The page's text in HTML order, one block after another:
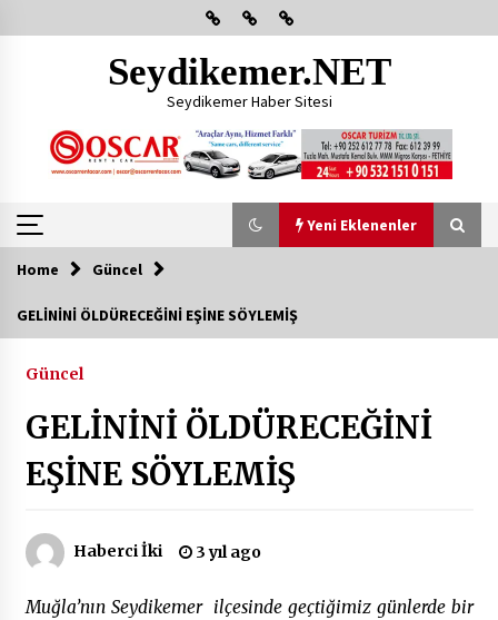
to
Seydikemer.NET
Seydikemer Haber Sitesi
Yeni Eklenenler
Yeni Eklenenler
2 ay ago
Çevre Bilinci Sahneye Taşınıyor: Çocuklardan
2 ay ago
Home Güncel
GELİNİNİ ÖLDÜRECEĞİNİ EŞİNE SÖYLEMİŞ
Güncel
GELİNİNİ ÖLDÜRECEĞİNİ
EŞİNE SÖYLEMİŞ
Haberci İki 3 yıl ago
Muğla’nın Seydikemer ilçesinde geçtiğimiz günlerde bir